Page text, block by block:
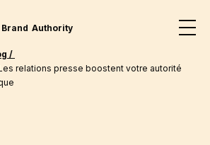
Brand Authority
/
relations presse boostent votre autorité